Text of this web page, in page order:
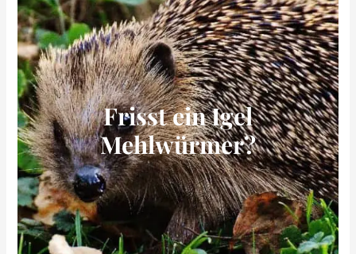
Frisst ein Igel
Mehlwürmer?